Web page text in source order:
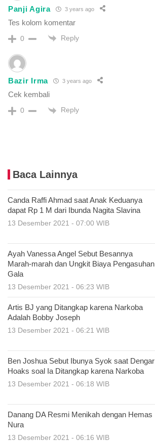
Panji Agira 3 years ago
Tes kolom komentar
0 Reply
Bazir Irma 3 years ago
Cek kembali
0 Reply
Baca Lainnya
Canda Raffi Ahmad saat Anak Keduanya
dapat Rp 1 M dari Ibunda Nagita Slavina
13 Desember 2021 - 07:00 WIB
Ayah Vanessa Angel Sebut Besannya
Marah-marah dan Ungkit Biaya Pengasuhan
Gala
13 Desember 2021 - 06:23 WIB
Artis BJ yang Ditangkap karena Narkoba
Adalah Bobby Joseph
13 Desember 2021 - 06:21 WIB
Ben Joshua Sebut Ibunya Syok saat Dengar
Hoaks soal Ia Ditangkap karena Narkoba
13 Desember 2021 - 06:18 WIB
Danang DA Resmi Menikah dengan Hemas
Nura
13 Desember 2021 - 06:16 WIB